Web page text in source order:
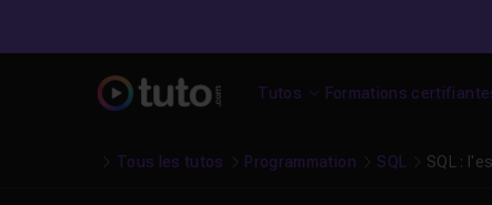
Tutos Formations
Tous les tutos Programmation SQL SQL :